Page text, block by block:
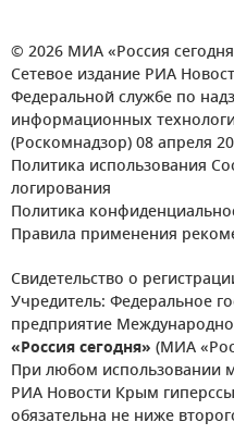
© 2026 МИА «Россия
Сетевое издание РИА
Федеральной службе по
информационных
(Роскомнадзор) 08 апреля
Политика использования
логирования
Политика
Правила применения
Свидетельство о
Учредитель: Федеральное
предприятие
«Россия сегодня» (МИА
При любом использовании
РИА Новости Крым
обязательна не ниже